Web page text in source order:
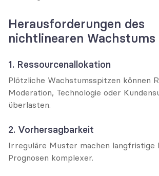
Herausforderungen des
nichtlinearen Wachstums
1. Ressourcenallokation
Plötzliche Wachstumsspitzen können
Moderation, Technologie oder
überlasten.
2. Vorhersagbarkeit
Irreguläre Muster machen langfristige
Prognosen komplexer.